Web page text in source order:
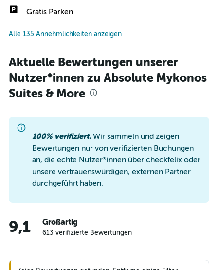
Gratis Parken
Alle 135 Annehmlichkeiten anzeigen
Aktuelle Bewertungen unserer
Nutzer*innen zu Absolute Mykonos
Suites & More
100% verifiziert. Wir sammeln und zeigen
Bewertungen nur von verifizierten Buchungen
an, die echte Nutzer*innen über checkfelix oder
unsere vertrauenswürdigen, externen Partner
durchgeführt haben.
9,1 Großartig
613 verifizierte Bewertungen